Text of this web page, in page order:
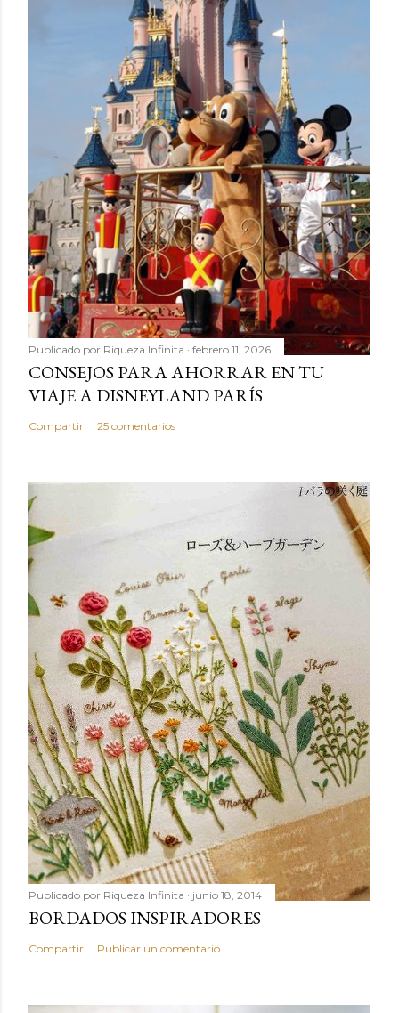
Publicado por Riqueza Infinita febrero 11, 2026
CONSEJOS PARA AHORRAR EN TU
VIAJE A DISNEYLAND PARÍS
Compartir 25 comentarios
Publicado por Riqueza Infinita junio 18, 2014
BORDADOS INSPIRADORES
Compartir Publicar un comentario